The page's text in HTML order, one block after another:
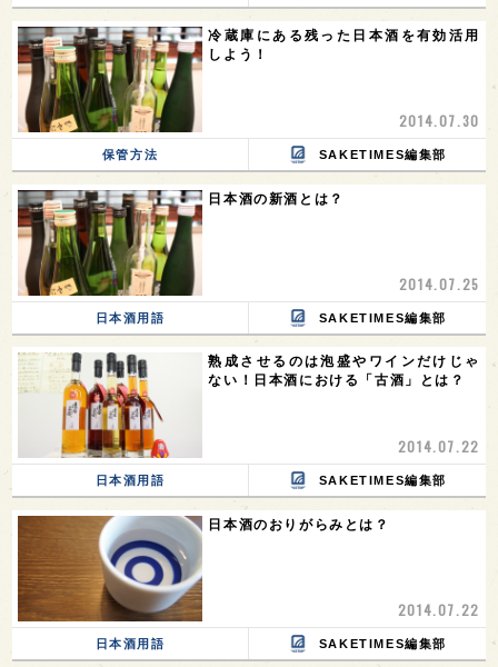
冷蔵庫にある残った日本酒を有効活用
しよう！
2014.07.30
保管方法 SAKETIMES編集部
日本酒の新酒とは？
2014.07.25
日本酒用語 SAKETIMES編集部
熟成させるのは泡盛やワインだけじゃ
ない！日本酒における「古酒」とは？
2014.07.22
日本酒用語 SAKETIMES編集部
日本酒のおりがらみとは？
2014.07.22
日本酒用語 SAKETIMES編集部